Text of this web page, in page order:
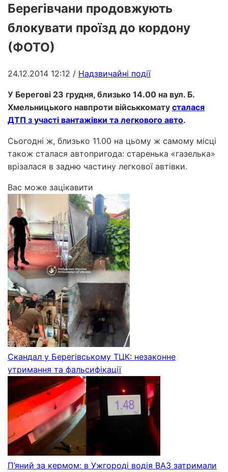
Берегівчани продовжують
блокувати проїзд до кордону
(ФОТО)
24.12.2014 12:12 / Надзвичайні події
У Берегові 23 грудня, близько 14.00 на вул. Б.
Хмельницького навпроти військкомату сталася
ДТП з участі вантажівки та легкового авто.
Сьогодні ж, близько 11.00 на цьому ж самому місці
також сталася автопригода: старенька «газелька»
врізалася в задню частину легкової автівки.
Вас може зацікавити
Скандал у Берегівському ТЦК: незаконне
утримання та фальсифікації
П’яний за кермом: в Ужгороді водія ВАЗ затримали